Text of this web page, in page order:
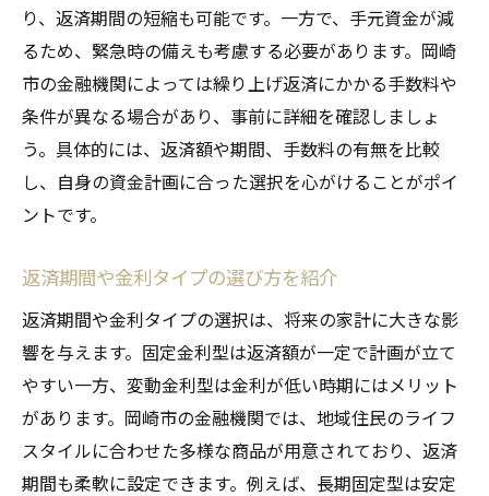
り、返済期間の短縮も可能です。一方で、手元資金が減
るため、緊急時の備えも考慮する必要があります。岡崎
市の金融機関によっては繰り上げ返済にかかる手数料や
条件が異なる場合があり、事前に詳細を確認しましょ
う。具体的には、返済額や期間、手数料の有無を比較
し、自身の資金計画に合った選択を心がけることがポイ
ントです。
返済期間や金利タイプの選び方を紹介
返済期間や金利タイプの選択は、将来の家計に大きな影
響を与えます。固定金利型は返済額が一定で計画が立て
やすい一方、変動金利型は金利が低い時期にはメリット
があります。岡崎市の金融機関では、地域住民のライフ
スタイルに合わせた多様な商品が用意されており、返済
期間も柔軟に設定できます。例えば、長期固定型は安定